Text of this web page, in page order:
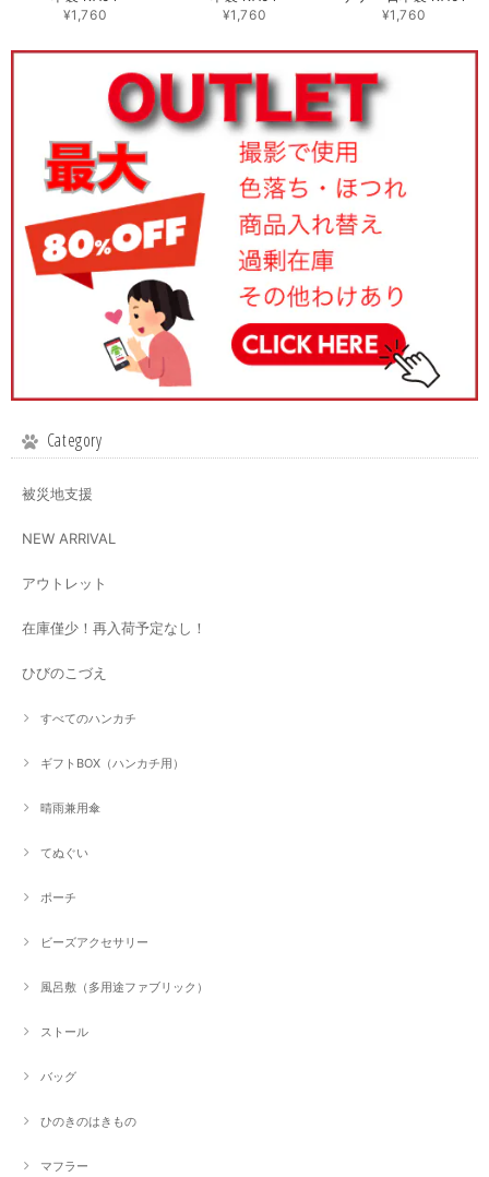
¥1,760
¥1,760
¥1,760
Category
被災地支援
NEW ARRIVAL
アウトレット
在庫僅少！再入荷予定なし！
ひびのこづえ
すべてのハンカチ
ギフトBOX（ハンカチ用）
晴雨兼用傘
てぬぐい
ポーチ
ビーズアクセサリー
風呂敷（多用途ファブリック）
ストール
バッグ
ひのきのはきもの
マフラー